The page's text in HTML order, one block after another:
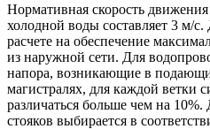
Нормативная скорость
холодной воды составляет 3 м/
расчете на обеспечение
из наружной сети. Для
напора, возникающие в
магистралях, для каждой ветки
различаться больше чем на
стояков выбирается в